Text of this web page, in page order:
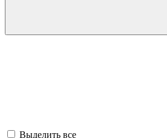
Выделить все